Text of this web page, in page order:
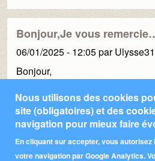
Bonjour,Je vous
06/01/2025 - 12:05parUlysse31
Bonjour,
Je vous remercie pour votre
θρυγονάω n'apparaît pas dans
disposent mes élèves. Elles
manipuler un dictionnaire plus
Nous utilisons des cookies
site (obligatoires) et des
navigation pour mieux faire
En cliquant sur accepter, vous
votre navigation par Google Analytics.